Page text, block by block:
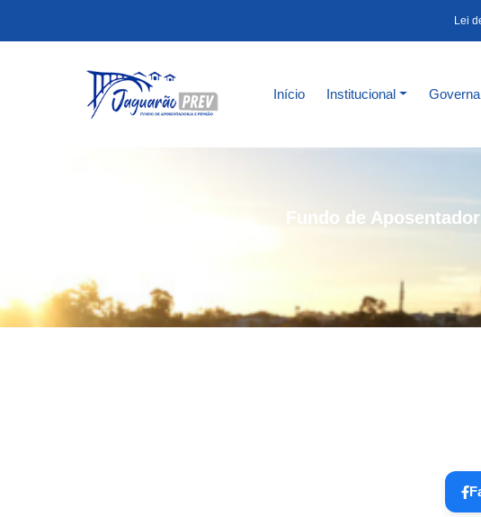
Lei
Início Institucional
Fundo de